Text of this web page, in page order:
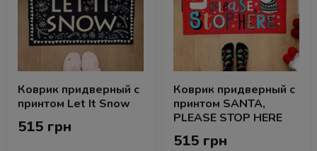
Коврик придверный с
принтом Let It Snow
515 грн
Коврик придверный с
принтом SANTA,
PLEASE STOP HERE
515 грн